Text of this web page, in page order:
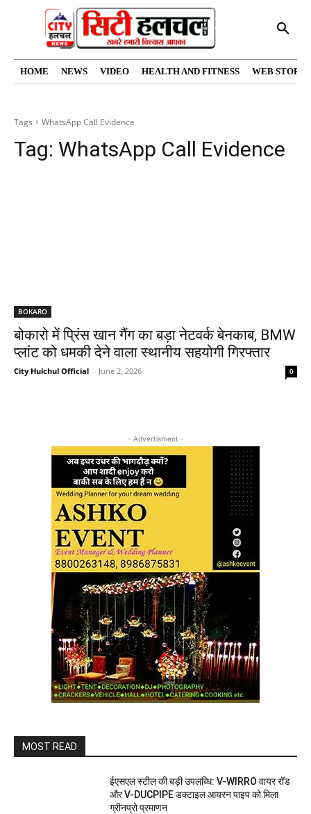
HOME NEWS VIDEO HEALTH AND FITNESS WEB
Tags WhatsApp Call Evidence
Tag: WhatsApp Call Evidence
BOKARO
बोकारो में प्रिंस खान गैंग का बड़ा नेटवर्क बेनकाब, BMW
प्लांट को धमकी देने वाला स्थानीय सहयोगी गिरफ्तार
City Hulchul Official - June 2, 2026 0
- Advertisment -
MOST READ
ईएसएल स्टील की बड़ी उपलब्धि: V-WIRRO वायर रॉड
और V-DUCPIPE डक्टाइल आयरन पाइप को मिला
ग्रीनप्रो प्रमाणन